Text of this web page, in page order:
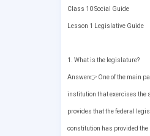
Class 10 Social Guide
Lesson 1 Legislative Guide
1. What is the legislature?
Answer👉 One of the main
institution that exercises the
provides that the federal
constitution has provided the